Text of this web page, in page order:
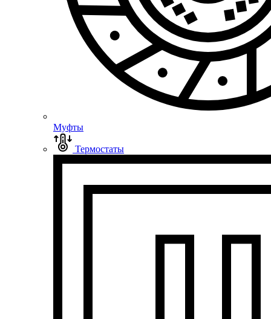
Муфты
Термостаты